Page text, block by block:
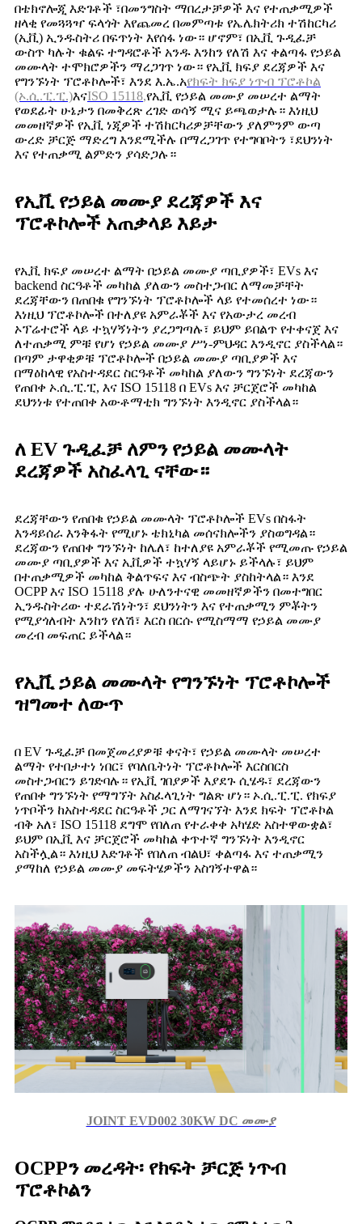
በቴክኖሎጂ እድገቶች ፣በመንግስት ማበረታቻዎች እና የተጠቃሚዎች
ዘላቂ የመጓጓዣ ፍላጎት እየጨመረ በመምጣቱ የኤሌክትሪክ ተሽከርካሪ
(ኢቪ) ኢንዱስትሪ በፍጥነት እየሰፋ ነው። ሆኖም፣ በኢቪ ጉዲፈቻ
ውስጥ ካሉት ቁልፍ ተግዳሮቶች አንዱ እንከን የለሽ እና ቀልጣፋ የኃይል
መሙላት ተሞክሮዎችን ማረጋገጥ ነው። የኢቪ ክፍያ ደረጃዎች እና
የግንኙነት ፕሮቶኮሎች፣ እንደ እ.ኤ.አየክፍት ክፍያ ነጥብ ፕሮቶኮል
(ኦ.ሲ.ፒ.ፒ.)እናISO 15118,የኢቪ የኃይል መሙያ መሠረተ ልማት
የወደፊት ሁኔታን በመቅረጽ ረገድ ወሳኝ ሚና ይጫወታሉ። እነዚህ
መመዘኛዎች የኢቪ ነጂዎች ተሽከርካሪዎቻቸውን ያለምንም ውጣ
ውረድ ቻርጅ ማድረግ እንደሚችሉ በማረጋገጥ የተግባቦትን ፣ደህንነት
እና የተጠቃሚ ልምድን ያሳድጋሉ።
የኢቪ የኃይል መሙያ ደረጃዎች እና
ፕሮቶኮሎች አጠቃላይ እይታ
የኢቪ ክፍያ መሠረተ ልማት በኃይል መሙያ ጣቢያዎች፣ EVs እና
backend ስርዓቶች መካከል ያለውን መስተጋብር ለማመቻቸት
ደረጃቸውን በጠበቁ የግንኙነት ፕሮቶኮሎች ላይ የተመሰረተ ነው።
እነዚህ ፕሮቶኮሎች በተለያዩ አምራቾች እና የአውታረ መረብ
ኦፕሬተሮች ላይ ተኳሃኝነትን ያረጋግጣሉ፣ ይህም ይበልጥ የተቀናጀ እና
ለተጠቃሚ ምቹ የሆነ የኃይል መሙያ ሥነ-ምህዳር እንዲኖር ያስችላል።
በጣም ታዋቂዎቹ ፕሮቶኮሎች በኃይል መሙያ ጣቢያዎች እና
በማዕከላዊ የአስተዳደር ስርዓቶች መካከል ያለውን ግንኙነት ደረጃውን
የጠበቀ ኦ.ሲ.ፒ.ፒ, እና ISO 15118 በ EVs እና ቻርጀሮች መካከል
ደህንነቱ የተጠበቀ አውቶማቲክ ግንኙነት እንዲኖር ያስችላል።
ለ EV ጉዲፈቻ ለምን የኃይል መሙላት
ደረጃዎች አስፈላጊ ናቸው።
ደረጃቸውን የጠበቁ የኃይል መሙላት ፕሮቶኮሎች EVs በስፋት
እንዳይሰራ እንቅፋት የሚሆኑ ቴክኒካል መሰናክሎችን ያስወግዳል።
ደረጃውን የጠበቀ ግንኙነት ከሌለ፣ ከተለያዩ አምራቾች የሚመጡ የኃይል
መሙያ ጣቢያዎች እና ኢቪዎች ተኳሃኝ ላይሆኑ ይችላሉ፣ ይህም
በተጠቃሚዎች መካከል ቅልጥፍና እና ብስጭት ያስከትላል። እንደ
OCPP እና ISO 15118 ያሉ ሁለንተናዊ መመዘኛዎችን በመተግበር
ኢንዱስትሪው ተደራሽነትን፣ ደህንነትን እና የተጠቃሚን ምቾትን
የሚያጎለብት እንከን የለሽ፣ እርስ በርሱ የሚስማማ የኃይል መሙያ
መረብ መፍጠር ይችላል።
የኢቪ ኃይል መሙላት የግንኙነት ፕሮቶኮሎች
ዝግመተ ለውጥ
በ EV ጉዲፈቻ በመጀመሪያዎቹ ቀናት፣ የኃይል መሙላት መሠረተ
ልማት የተበታተነ ነበር፣ የባለቤትነት ፕሮቶኮሎች እርስበርስ
መስተጋብርን ይገድባሉ። የኢቪ ገበያዎች እያደጉ ሲሄዱ፣ ደረጃውን
የጠበቀ ግንኙነት የማግኘት አስፈላጊነት ግልጽ ሆነ። ኦ.ሲ.ፒ.ፒ. የክፍያ
ነጥቦችን ከአስተዳደር ስርዓቶች ጋር ለማገናኘት እንደ ክፍት ፕሮቶኮል
ብቅ አለ፣ ISO 15118 ደግሞ የበለጠ የተራቀቀ አካሄድ አስተዋውቋል፣
ይህም በኢቪ እና ቻርጀሮች መካከል ቀጥተኛ ግንኙነት እንዲኖር
አስችሏል። እነዚህ እድገቶች የበለጠ ብልህ፣ ቀልጣፋ እና ተጠቃሚን
ያማከለ የኃይል መሙያ መፍትሄዎችን አስገኝተዋል።
JOINT EVD002 30KW DC መሙያ
OCPPን መረዳት፡ የክፍት ቻርጅ ነጥብ
ፕሮቶኮልን